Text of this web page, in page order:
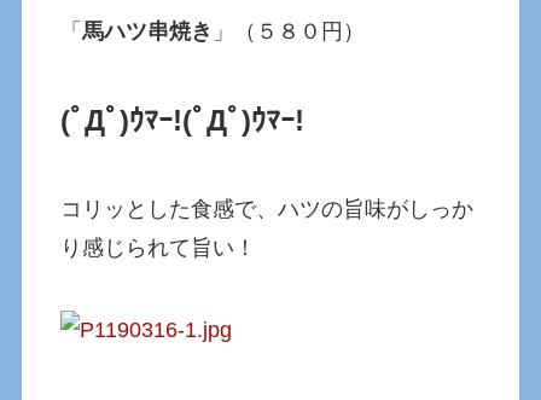
「馬ハツ串焼き 」（５８０円）
(ﾟДﾟ)ｳﾏｰ!(ﾟДﾟ)ｳﾏｰ!
コリッとした食感で、ハツの旨味がしっか
り感じられて旨い！